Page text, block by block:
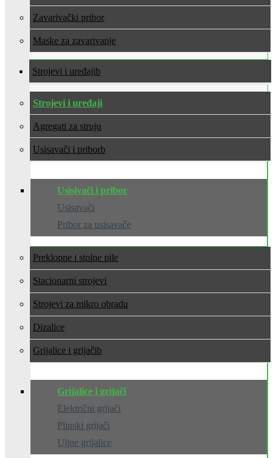
Zavarivački pribor
Maske za zavarivanje
Strojevi i uređaji
Strojevi i uređaji
Agregati za struju
Usisavači i pribor
Usisivači i pribor
Usisavači
Pribor za usisavače
Preklopne i stolne pile
Stacionarni strojevi
Strojevi za mikro obradu
Dizalice
Grijalice i grijači
Grijalice i grijači
Električni grijači
Plinski grijači
Uljne grijalice